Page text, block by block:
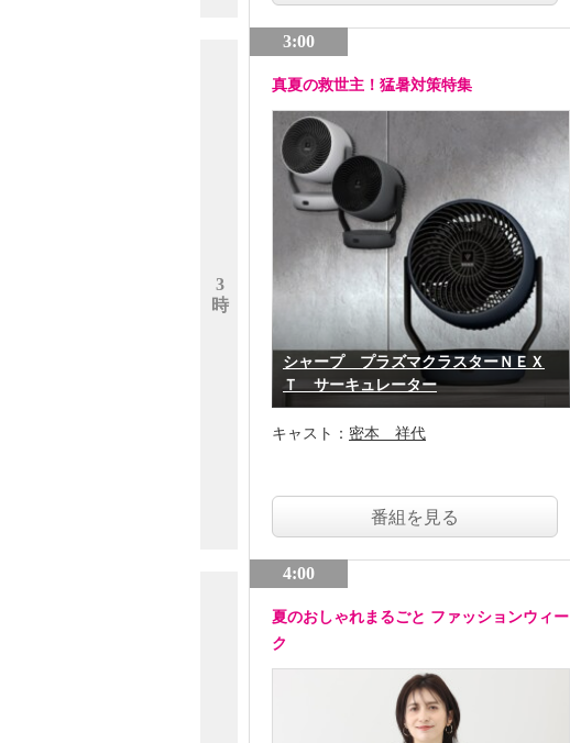
3
時
3:00
真夏の救世主！猛暑対策特集
シャープ プラズマクラスターＮＥＸ
Ｔ サーキュレーター
キャスト： 密本 祥代
番組を見る
4:00
夏のおしゃれまるごと ファッションウィー
ク